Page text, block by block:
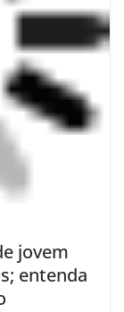
jovem
entenda